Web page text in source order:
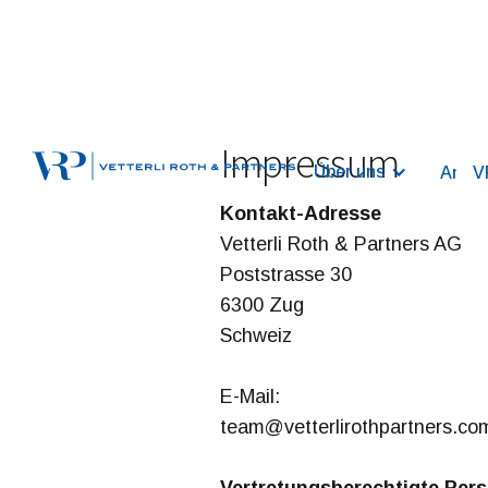
Über uns
Impressum
Kontakt-Adresse
Vetterli Roth & Partners AG
Poststrasse 30
6300 Zug
Schweiz
E-Mail: